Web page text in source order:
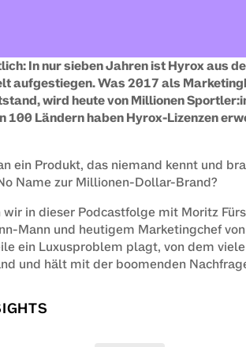
In nur sieben Jahren ist Hyrox aus
aufgestiegen. Was 2017 als
wird heute von Millionen
100 Ländern haben Hyrox-Lizenzen
ein Produkt, das niemand kennt und
Name zur Millionen-Dollar-Brand?
wir in dieser Podcastfolge mit Moritz
Mann und heutigem Marketingchef
ein Luxusproblem plagt, von dem
und hält mit der boomenden